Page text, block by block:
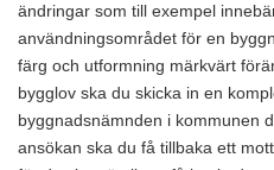
ändringar som till exempel
användningsområdet för en
färg och utformning märkvärt
bygglov ska du skicka in en
byggnadsnämnden i kommunen
ansökan ska du få tillbaka ett